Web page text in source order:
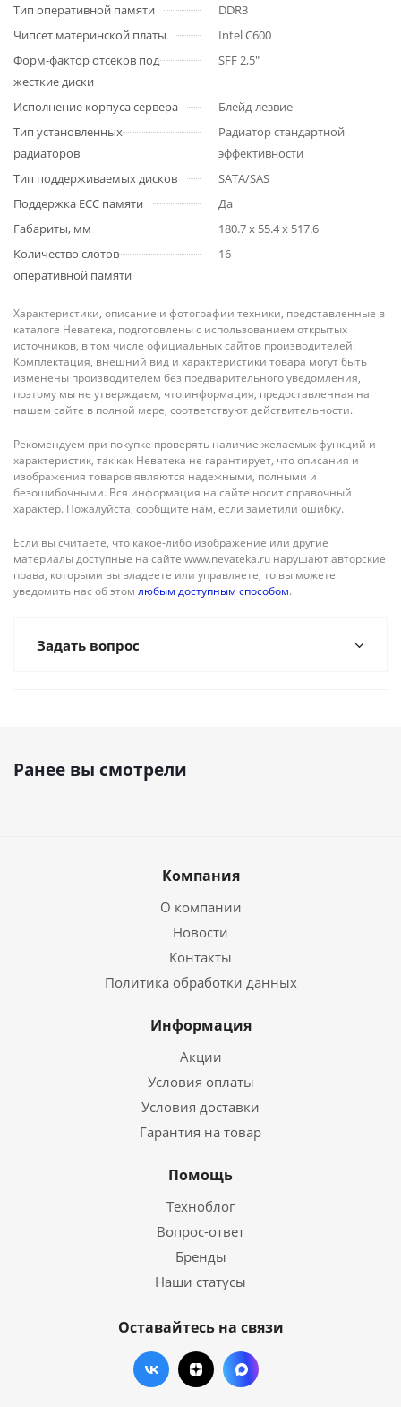
Тип оперативной памяти
DDR3
Чипсет материнской платы
Intel C600
Форм-фактор отсеков под
жесткие диски
SFF 2,5"
Исполнение корпуса сервера
Блейд-лезвие
Тип установленных
радиаторов
Радиатор стандартной
эффективности
Тип поддерживаемых дисков
SATA/SAS
Поддержка ECC памяти
Да
Габариты, мм
180.7 x 55.4 x 517.6
Количество слотов
оперативной памяти
16
Характеристики, описание и фотографии техники, представленные в
каталоге Неватека, подготовлены с использованием открытых
источников, в том числе официальных сайтов производителей.
Комплектация, внешний вид и характеристики товара могут быть
изменены производителем без предварительного уведомления,
поэтому мы не утверждаем, что информация, предоставленная на
нашем сайте в полной мере, соответствуют действительности.
Рекомендуем при покупке проверять наличие желаемых функций и
характеристик, так как Неватека не гарантирует, что описания и
изображения товаров являются надежными, полными и
безошибочными. Вся информация на сайте носит справочный
характер. Пожалуйста, сообщите нам, если заметили ошибку.
Если вы считаете, что какое-либо изображение или другие
материалы доступные на сайте www.nevateka.ru нарушают авторские
права, которыми вы владеете или управляете, то вы можете
уведомить нас об этом любым доступным способом.
Задать вопрос
Ранее вы смотрели
Компания
О компании
Новости
Контакты
Политика обработки данных
Информация
Акции
Условия оплаты
Условия доставки
Гарантия на товар
Помощь
Техноблог
Вопрос-ответ
Бренды
Наши статусы
Оставайтесь на связи